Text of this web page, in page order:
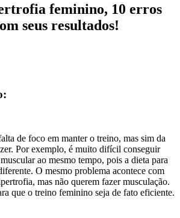
feminino, 10 erros
seus resultados!
de foco em manter o treino, mas sim da
Por exemplo, é muito difícil conseguir
ao mesmo tempo, pois a dieta para
O mesmo problema acontece com
mas não querem fazer musculação.
que o treino feminino seja de fato eficiente.